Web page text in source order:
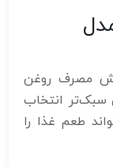
مصرف روغن
سبک‌تر انتخاب
طعم غذا را